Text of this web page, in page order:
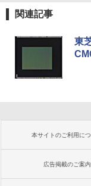
関連記事
東
本サイトのご利用に
広告掲載のご案内